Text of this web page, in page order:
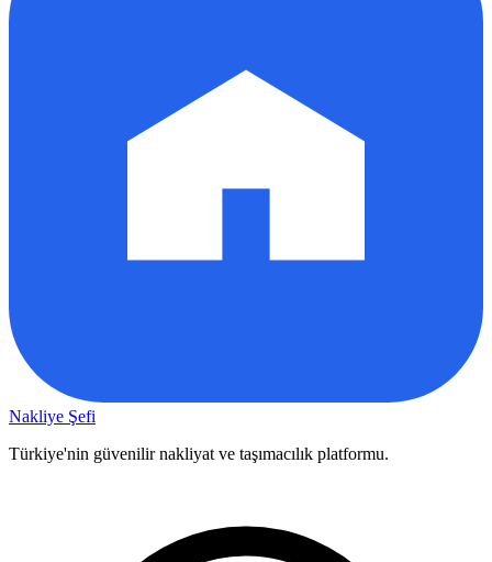
Nakliye Şefi
Türkiye'nin güvenilir nakliyat ve taşımacılık platformu.